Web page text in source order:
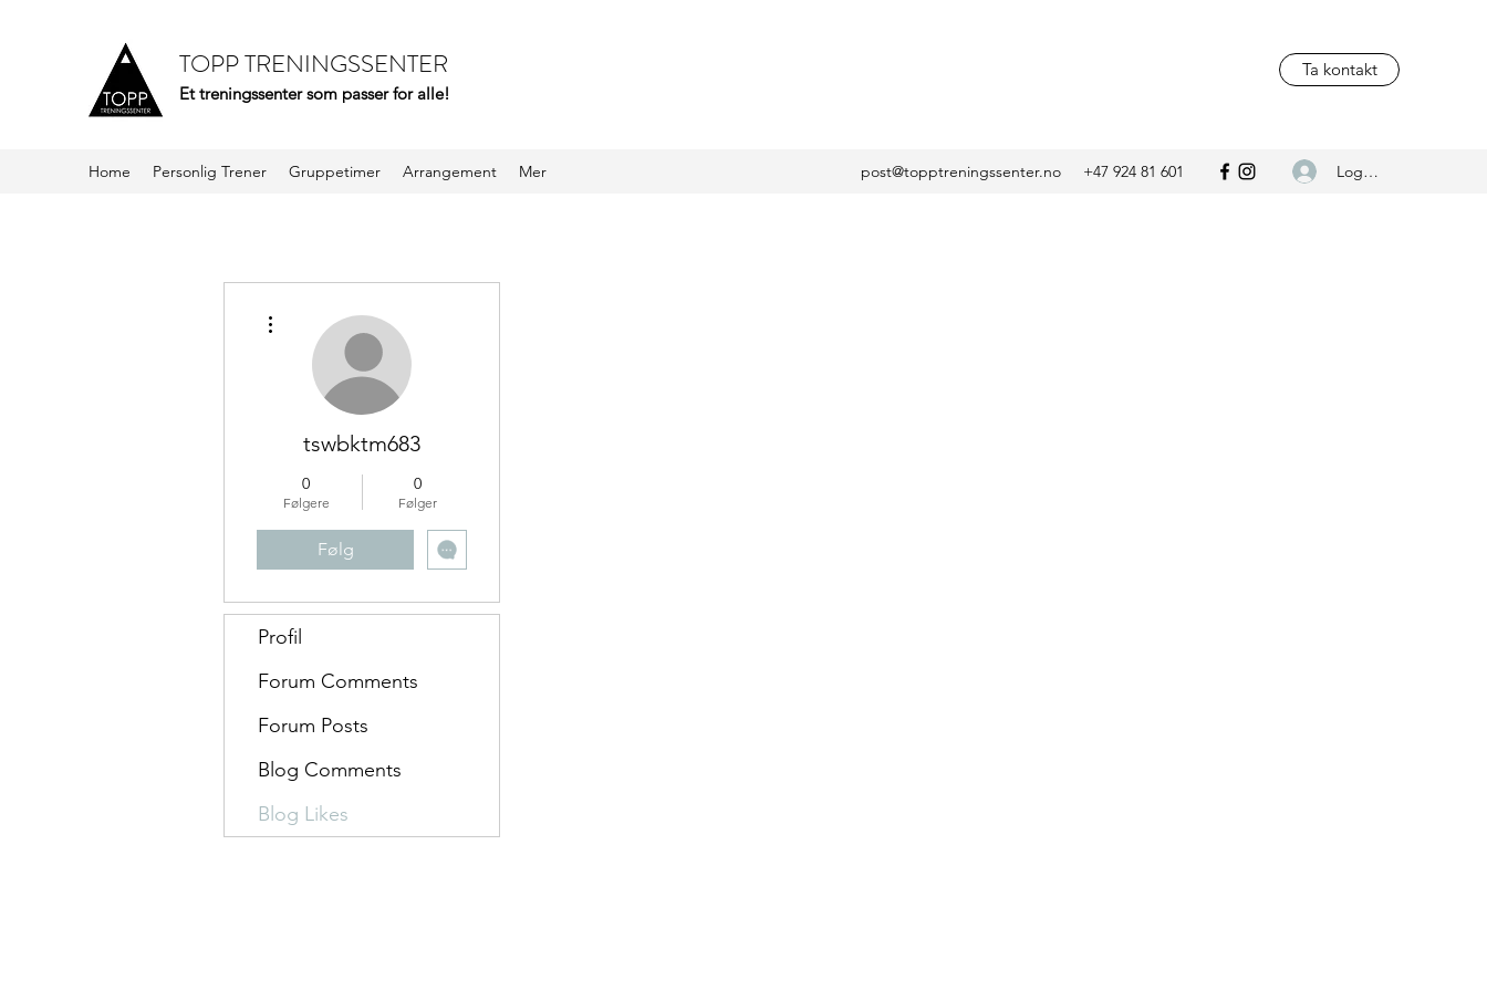
Et treningssenter som passer for alle!
TOPP TRENINGSSENTER Ta kontakt
Home Personlig Trener Gruppetimer Arrangement Mer post@topptreningssenter.no +47 924 81 601 Logg inn
tswbktm683
0
Følgere
0
Følger
Følg
Profil
Forum Comments
Forum Posts
Blog Comments
Blog Likes